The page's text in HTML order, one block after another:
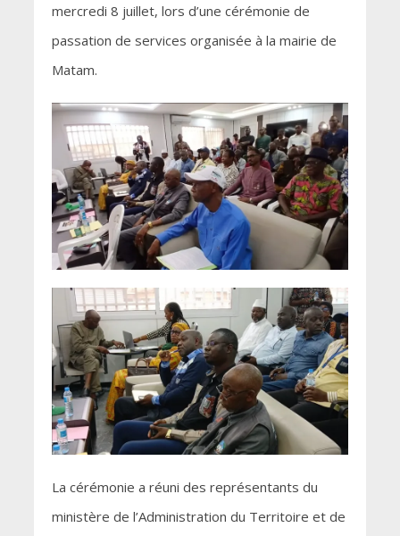
mercredi 8 juillet, lors d’une cérémonie de
passation de services organisée à la mairie de
Matam.
La cérémonie a réuni des représentants du
ministère de l’Administration du Territoire et de